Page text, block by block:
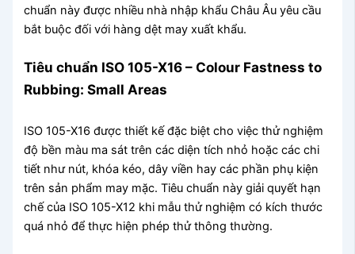
chuẩn này được nhiều nhà nhập khẩu Châu Âu yêu cầu
bắt buộc đối với hàng dệt may xuất khẩu.
Tiêu chuẩn ISO 105-X16 – Colour Fastness to
Rubbing: Small Areas
ISO 105-X16 được thiết kế đặc biệt cho việc thử nghiệm
độ bền màu ma sát trên các diện tích nhỏ hoặc các chi
tiết như nút, khóa kéo, dây viền hay các phần phụ kiện
trên sản phẩm may mặc. Tiêu chuẩn này giải quyết hạn
chế của ISO 105-X12 khi mẫu thử nghiệm có kích thước
quá nhỏ để thực hiện phép thử thông thường.